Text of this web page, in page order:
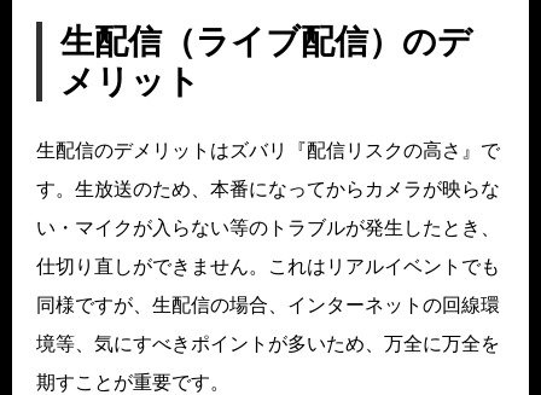
生配信（ライブ配信）のデ
メリット
生配信のデメリットはズバリ『配信リスクの高さ』で
す。生放送のため、本番になってからカメラが映らな
い・マイクが入らない等のトラブルが発生したとき、
仕切り直しができません。これはリアルイベントでも
同様ですが、生配信の場合、インターネットの回線環
境等、気にすべきポイントが多いため、万全に万全を
期すことが重要です。